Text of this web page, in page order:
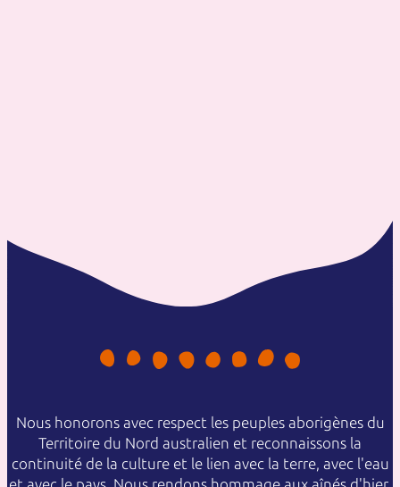
Nous honorons avec respect les peuples aborigènes du
Territoire du Nord australien et reconnaissons la
continuité de la culture et le lien avec la terre, avec l'eau